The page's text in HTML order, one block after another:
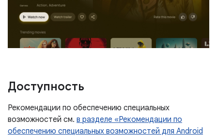
Доступность
Рекомендации по обеспечению специальных
возможностей см. в разделе «Рекомендации по
обеспечению специальных возможностей для Android